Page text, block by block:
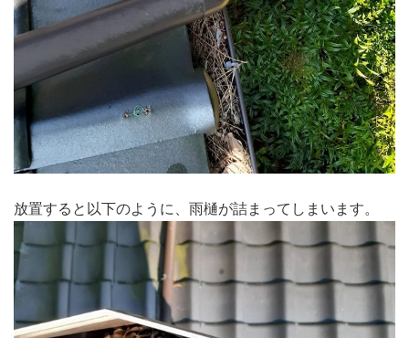
放置すると以下のように、雨樋が詰まってしまいます。